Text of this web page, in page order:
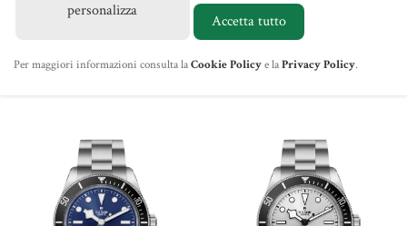
NEWS
FILTRA PER COLLEZIONE
Black Bay 68
personalizza
Accetta tutto
Per maggiori informazioni consulta laCookie Policye laPrivacy Policy.